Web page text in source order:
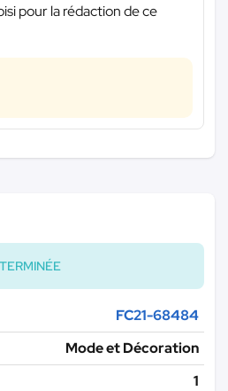
pour la rédaction de ce
TERMINÉE
FC21-68484
Mode et Décoration
1